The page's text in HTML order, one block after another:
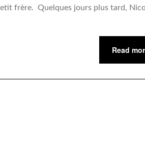
petit frère. Quelques jours plus tard,
Read